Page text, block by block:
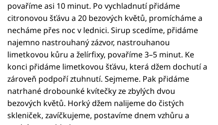
povaříme asi 10 minut. Po vychladnutí přidáme
citronovou šťávu a 20 bezových květů, promícháme a
necháme přes noc v lednici. Sirup scedíme, přidáme
najemno nastrouhaný zázvor, nastrouhanou
limetkovou kůru a želírfixy, povaříme 3–5 minut. Ke
konci přidáme limetkovou šťávu, která džem dochutí a
zároveň podpoří ztuhnutí. Sejmeme. Pak přidáme
natrhané drobounké kvítečky ze zbylých dvou
bezových květů. Horký džem nalijeme do čistých
skleniček, zavíčkujeme, postavíme dnem vzhůru a